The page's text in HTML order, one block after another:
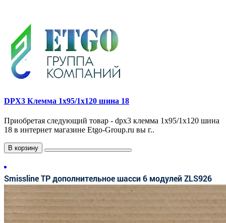
DPX3 Клемма 1x95/1x120 шина 18
Приобретая следующий товар - dpx3 клемма 1x95/1x120 шина
18 в интернет магазине Etgo-Group.ru вы г..
В корзину